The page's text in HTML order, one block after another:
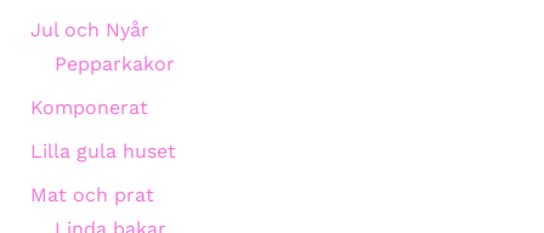
Jul och Nyår
Pepparkakor
Komponerat
Lilla gula huset
Mat och prat